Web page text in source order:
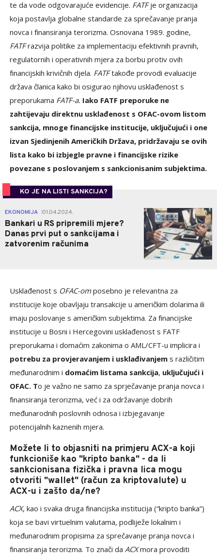
te da vode odgovarajuće evidencije. FATFje organizacija
koja postavlja globalne standarde za sprečavanje pranja
novca i finansiranja terorizma. Osnovana 1989. godine,
FATFrazvija politike za implementaciju efektivnih pravnih,
regulatornih i operativnih mjera za borbu protiv ovih
financijskih krivičnih djela. FATFtakođe provodi evaluacije
država članica kako bi osigurao njihovu usklađenost s
preporukama FATF-a. Iako FATF preporuke ne
zahtijevaju direktnu usklađenost s OFAC-ovom listom
sankcija, mnoge financijske institucije, uključujući i one
izvan Sjedinjenih Američkih Država, pridržavaju se ovih
lista kako bi izbjegle pravne i financijske rizike
povezane s poslovanjem s sankcionisanim subjektima.
KO JE NA LISTI SANKCIJA?
EKONOMIJA 01.04.2024.
Bankari u RS pripremili mjere?
Danas prvi put o sankcijama i
zatvorenim računima
1
Usklađenost s OFAC-om posebno je relevantna za
institucije koje obavljaju transakcije u američkim dolarima ili
imaju poslovanje s američkim subjektima. Za financijske
institucije u Bosni i Hercegovini usklađenost s FATF
preporukama i domaćim zakonima o AML/CFT-u implicira i
potrebu za provjeravanjem i usklađivanjem s različitim
međunarodnim i domaćim listama sankcija, uključujući i
OFAC. To je važno ne samo za sprječavanje pranja novca i
finansiranja terorizma, već i za održavanje dobrih
međunarodnih poslovnih odnosa i izbjegavanje
potencijalnih kaznenih mjera.
Možete li to objasniti na primjeru ACX-a koji
funkcioniše kao "kripto banka" - da li
sankcionisana fizička i pravna lica mogu
otvoriti "wallet" (račun za kriptovalute) u
ACX-u i zašto da/ne?
ACX, kao i svaka druga financijska institucija (“kripto banka”)
koja se bavi virtuelnim valutama, podliježe lokalnim i
međunarodnim propisima za sprečavanje pranja novca i
finansiranja terorizma. To znači da ACXmora provoditi